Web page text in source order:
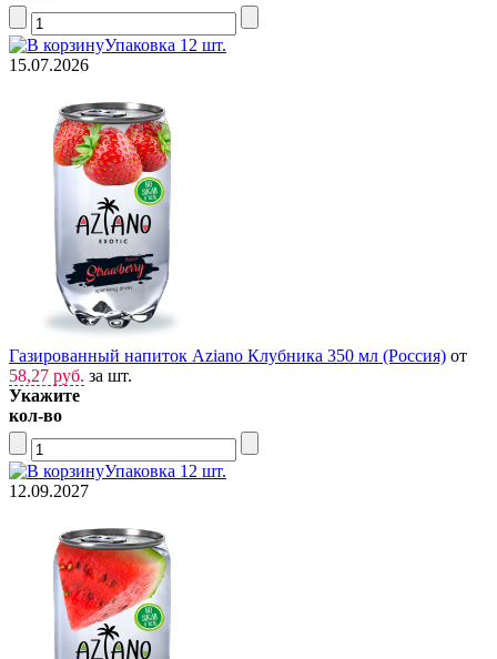
Упаковка 12 шт.
15.07.2026
Газированный напиток Aziano Клубника 350 мл (Россия) от
58,27 руб. за шт.
Укажите
кол-во
Упаковка 12 шт.
12.09.2027